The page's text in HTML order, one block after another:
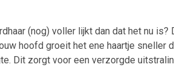
(nog) voller lijkt dan dat het nu
hoofd groeit het ene haartje sneller
Dit zorgt voor een verzorgde